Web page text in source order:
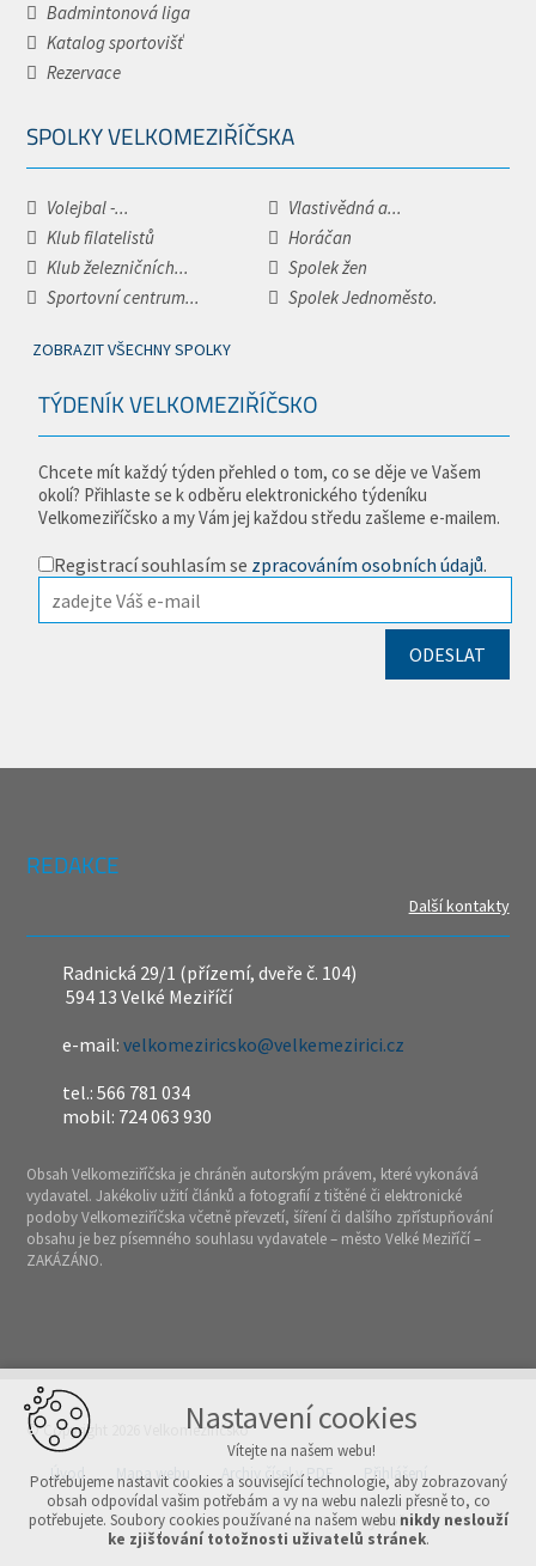
Badmintonová liga
Katalog sportovišť
Rezervace
SPOLKY VELKOMEZIŘÍČSKA
Volejbal -...
Vlastivědná a...
Klub filatelistů
Horáčan
Klub železničních...
Spolek žen
Sportovní centrum...
Spolek Jednoměsto.
ZOBRAZIT VŠECHNY SPOLKY
TÝDENÍK VELKOMEZIŘÍČSKO
Chcete mít každý týden přehled o tom, co se děje ve Vašem
okolí? Přihlaste se k odběru elektronického týdeníku
Velkomeziříčsko a my Vám jej každou středu zašleme e-mailem.
Registrací souhlasím se zpracováním osobních údajů.
REDAKCE
Další kontakty
Radnická 29/1 (přízemí, dveře č. 104)
594 13 Velké Meziříčí
e-mail:velkomeziricsko@velkemezirici.cz
tel.: 566 781 034
mobil: 724 063 930
Obsah Velkomeziříčska je chráněn autorským právem, které vykonává
vydavatel. Jakékoliv užití článků a fotografií z tištěné či elektronické
podoby Velkomeziříčska včetně převzetí, šíření či dalšího zpřístupňování
obsahu je bez písemného souhlasu vydavatele – město Velké Meziříčí –
ZAKÁZÁNO.
© Copyright 2026 Velkomeziříčsko
Úvod Mapa webu Archiv čísel v PDF Přihlášení
Vytvořeno v xart.cz
Nastavení cookies
Vítejte na našem webu!
Potřebujeme nastavit cookies a související technologie, aby zobrazovaný
obsah odpovídal vašim potřebám a vy na webu nalezli přesně to, co
potřebujete. Soubory cookies používané na našem webu nikdy neslouží
ke zjišťování totožnosti uživatelů stránek.